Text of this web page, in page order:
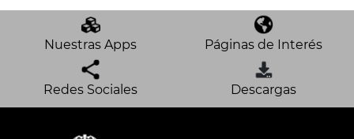
Nuestras Apps Páginas de Interés
Redes Sociales Descargas